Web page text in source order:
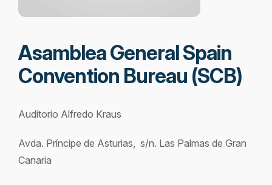
Asamblea General Spain
Convention Bureau (SCB)
Auditorio Alfredo Kraus
Avda. Príncipe de Asturias, s/n. Las Palmas de Gran
Canaria